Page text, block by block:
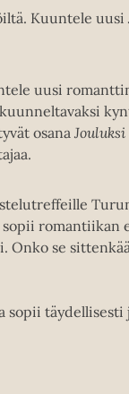
Kuuntele uusi
uusi
osana
romantiikan
Onko se
sopii täydellisesti